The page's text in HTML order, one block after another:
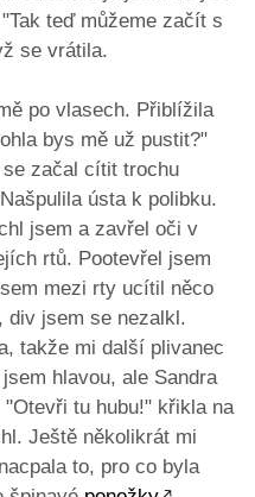
teď můžeme začít s
se vrátila.
po vlasech. Přiblížila
bys mě už pustit?"
začal cítit trochu
ústa k polibku.
jsem a zavřel oči v
rtů. Pootevřel jsem
mezi rty ucítil něco
div jsem se nezalkl.
takže mi další plivanec
hlavou, ale Sandra
tu hubu!" křikla na
Ještě několikrát mi
to, pro co byla